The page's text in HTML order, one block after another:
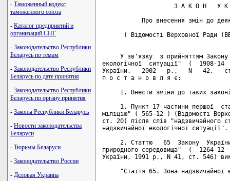
- Таможенный кодекс
таможенного союза
- Каталог предприятий и
организаций СНГ
- Законодательство Республики
Беларусь по темам
- Законодательство Республики
Беларусь по дате принятия
- Законодательство Республики
Беларусь по органу принятия
- Законы Республики Беларусь
- Новости законодательства
Беларуси
- Тюрьмы Беларуси
- Законодательство России
- Деловая Украина
З А К О Н   У К
Про внесення змін до
( Відомості Верховної Ради
У зв'язку  з прийняттям
екологічної  ситуації"  (  1908-14
України,   2002   р.,   N   42,
п о с т а н о в л я є:
I. Внести зміни до таких
1. Пункт 17 частини першої
міліцію" ( 565-12 ) (Відомості
ст. 20) після слів "надзвичайного
надзвичайної екологічної ситуації".
2. Статтю   65  Закону
природного середовища"  (  1264-
України, 1991 р., N 41, ст. 546)
"Стаття 65. Зона надзвичайної